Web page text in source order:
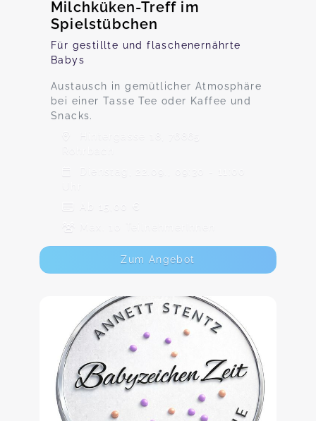
Milchküken-Treff im
Spielstübchen
Für gestillte und flaschenernährte
Babys
Austausch in gemütlicher Atmosphäre
bei einer Tasse Tee oder Kaffee und
Snacks.
Hintergasse 18, 76865
Rohrbach
Dienstag, 22.09., 09:30 - 11:00
Ab 15,00 €
Max. 10 TeilnehmerInnen
Zum Angebot